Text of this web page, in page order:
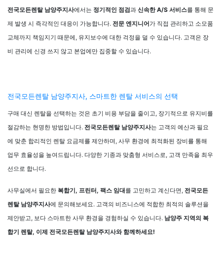
전국모든렌탈 남양주지사에서는 정기적인 점검과 신속한 A/S 서비스를 통해 문
제 발생 시 즉각적인 대응이 가능합니다. 전문 엔지니어가 직접 관리하고 소모품
교체까지 책임지기 때문에, 유지보수에 대한 걱정을 덜 수 있습니다. 고객은 장
비 관리에 신경 쓰지 않고 본업에만 집중할 수 있습니다.
전국모든렌탈 남양주지사, 스마트한 렌탈 서비스의 선택
구매 대신 렌탈을 선택하는 것은 초기 비용 부담을 줄이고, 장기적으로 유지비를
절감하는 현명한 방법입니다. 전국모든렌탈 남양주지사는 고객의 예산과 필요
에 맞춘 합리적인 렌탈 요금제를 제안하며, 사무 환경에 최적화된 장비를 통해
업무 효율성을 높여드립니다. 다양한 기종과 맞춤형 서비스로, 고객 만족을 최우
선으로 합니다.
사무실에서 필요한 복합기, 프린터, 팩스 임대를 고민하고 계신다면, 전국모든
렌탈 남양주지사에 문의해보세요. 고객의 비즈니스에 적합한 최적의 솔루션을
제안받고, 보다 스마트한 사무 환경을 경험하실 수 있습니다. 남양주 지역의 복
합기 렌탈, 이제 전국모든렌탈 남양주지사와 함께하세요!